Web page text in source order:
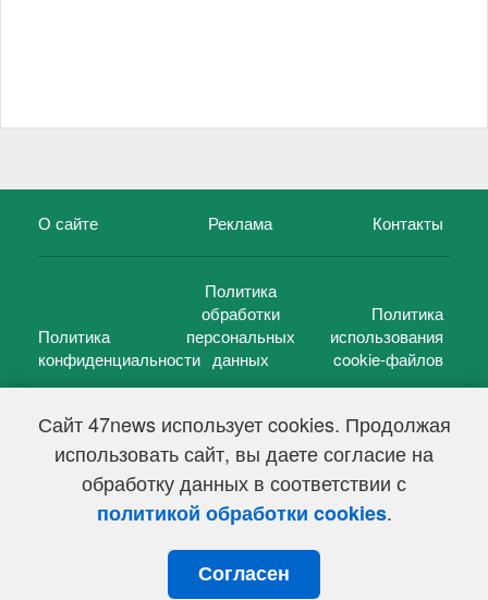
Сайт 47news использует cookies. Продолжая
использовать сайт, вы даете согласие на
обработку данных в соответствии с
политикой обработки cookies.
Согласен
О сайте Реклама Контакты
Политика
конфиденциальности
Политика
обработки
персональных
данных
Политика
использования
cookie-файлов
47 новостей (47 news)2005 — 2026 г.
Свидетельство о регистрации СМИ Эл № ФС 77-39848, выдано
Федеральной службой по надзору в сфере связи,
информационных технологий и массовых коммуникаций